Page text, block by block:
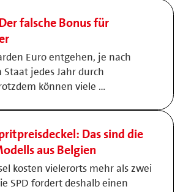
falsche Bonus für
Euro entgehen, je nach
Staat jedes Jahr durch
können viele …
Das sind die
aus Belgien
kosten vielerorts mehr als zwei
SPD fordert deshalb einen